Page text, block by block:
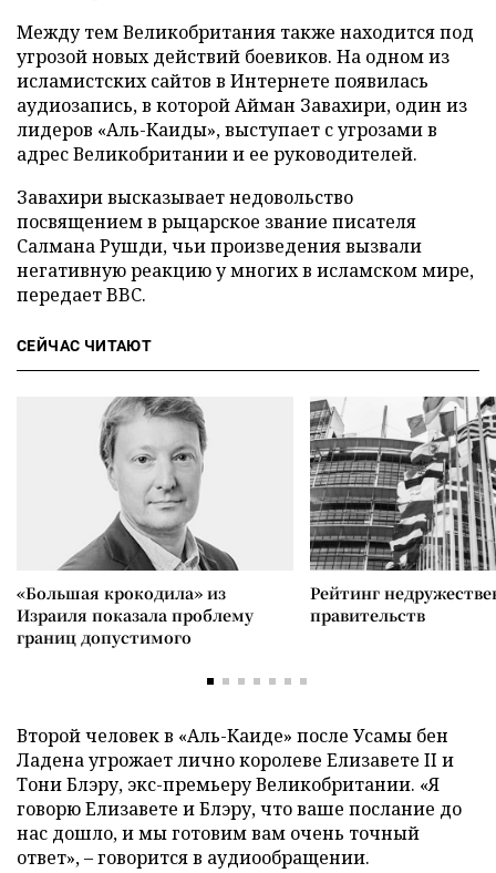
Между тем Великобритания также находится под
угрозой новых действий боевиков. На одном из
исламистских сайтов в Интернете появилась
аудиозапись, в которой Айман Завахири, один из
лидеров «Аль-Каиды», выступает с угрозами в
адрес Великобритании и ее руководителей.
Завахири высказывает недовольство
посвящением в рыцарское звание писателя
Салмана Рушди, чьи произведения вызвали
негативную реакцию у многих в исламском мире,
передает BBC.
СЕЙЧАС ЧИТАЮТ
«Большая крокодила» из
Израиля показала проблему
границ допустимого
Рейтинг
правительств
Второй человек в «Аль-Каиде» после Усамы бен
Ладена угрожает лично королеве Елизавете II и
Тони Блэру, экс-премьеру Великобритании. «Я
говорю Елизавете и Блэру, что ваше послание до
нас дошло, и мы готовим вам очень точный
ответ», – говорится в аудиообращении.